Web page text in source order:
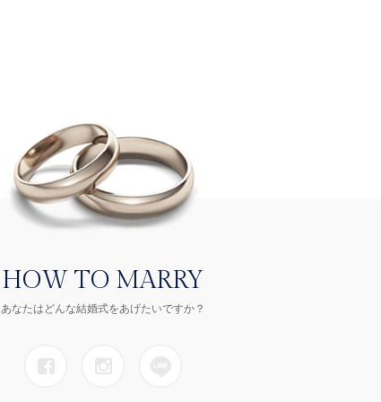
HOW TO MARRY
あなたはどんな結婚式をあげたいですか？